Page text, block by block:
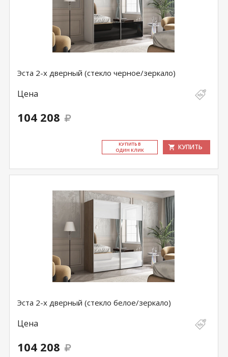
Эста 2-х дверный (стекло черное/зеркало)
Цена
104 208
КУ­ПИТЬ В
ОДИН КЛИК
КУПИТЬ
Эста 2-х дверный (стекло белое/зеркало)
Цена
104 208